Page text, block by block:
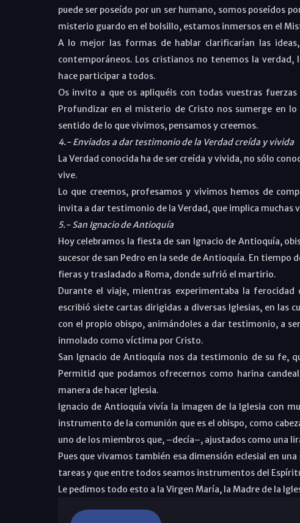
puede ser poseído por un ser humano, somos poseídos
misterio guardo en el bolsillo, estamos inmersos en el
A lo mejor las formas de hablar clarificarían las
contemporáneos. Los cristianos no tenemos la
hace participar a todos.
Os invito a que os apliquéis con todas vuestras
Profundizar en el misterio de Cristo nos sumerge en
sentido de lo que vivimos, pensamos y creemos.
4.- Enviados a dar testimonio de la Verdad creída y vivida
La Verdad conocida ha de ser creída y vivida, no sólo
vive.
Lo que creemos, profesamos y vivimos hemos de
invita a dar testimonio de la Verdad, que implica muchas
5.- San Ignacio de Antioquía
Hoy celebramos la fiesta de san Ignacio de Antioquía,
sucesor de san Pedro en la sede de Antioquía. En
fieras y trasladado a Roma, donde sufrió el martirio.
Durante el viaje, mientras experimentaba la
escribió siete cartas dirigidas a diversas Iglesias, en las
con el propio obispo, animándoles a dar testimonio, a
inmolado como víctima por Cristo.
San Ignacio de Antioquía nos da testimonio de su fe,
Permitid que podamos ofrecernos como harina
manera de hacer Iglesia.
Ignacio de Antioquía vivía la imagen de la Iglesia con
instrumento de la comunión que es el obispo, como
uno de los miembros que, –decía–, ajustados como una
Pues que vivamos también esa dimensión eclesial en
tareas y que entre todos seamos instrumentos del
Le pedimos todo esto a la Virgen María, la Madre de la